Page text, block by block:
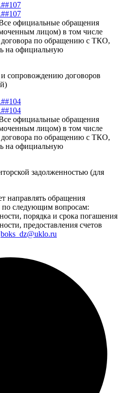
официальные обращения
лицом) в том числе
договора по обращению с ТКО,
на официальную
сопровождению договоров
официальные обращения
лицом) в том числе
договора по обращению с ТКО,
на официальную
задолженностью (для
направлять обращения
по следующим вопросам:
порядка и срока погашения
предоставления счетов
boks_dz@uklo.ru